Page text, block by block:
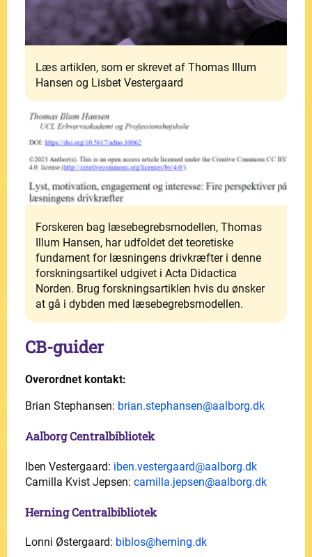
Læs artiklen, som er skrevet af Thomas Illum
Hansen og Lisbet Vestergaard
Forskeren bag læsebegrebsmodellen, Thomas
Illum Hansen, har udfoldet det teoretiske
fundament for læsningens drivkræfter i denne
forskningsartikel udgivet i Acta Didactica
Norden. Brug forskningsartiklen hvis du ønsker
at gå i dybden med læsebegrebsmodellen.
CB-guider
Overordnet kontakt:
Brian Stephansen: brian.stephansen@aalborg.dk
Aalborg Centralbibliotek
Iben Vestergaard: iben.vestergaard@aalborg.dk
Camilla Kvist Jepsen: camilla.jepsen@aalborg.dk
Herning Centralbibliotek
Lonni Østergaard: biblos@herning.dk